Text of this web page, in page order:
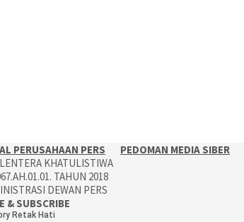
PERUSAHAAN PERS PEDOMAN MEDIA SIBER
KHATULISTIWA
TAHUN 2018
DEWAN PERS
& SUBSCRIBE